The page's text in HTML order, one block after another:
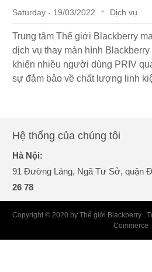
Saturday - 19/03/2022 Dịch vụ
Trung tâm Thế giới Blackberry
dịch vụ thay màn hình
khiến nhiều người dùng PRIV
sự đảm bảo về chất lượng linh
Hệ thống của chúng tôi
Hà Nội:
91 Đường Láng, Ngã Tư Sở, quận
26 78
Copyright © 2020 by Thế giới Blackberry .
Commerce